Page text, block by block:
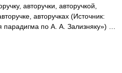
авторучки, авторучкой,
авторучках (Источник:
парадигма по А. А. Зализняку») …